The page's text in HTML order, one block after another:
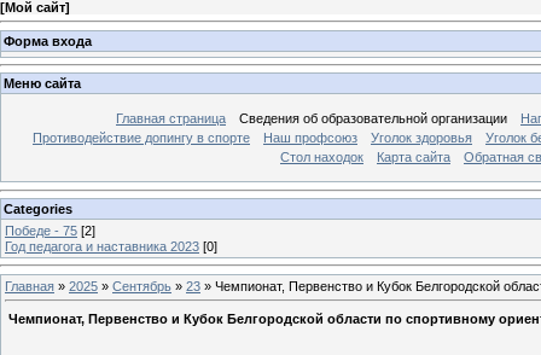
[Мой сайт]
Форма входа
Меню сайта
Главная страница Сведения об образовательной организации
Противодействие допингу в спорте
Наш профсоюз Уголок здоровья
Уголок
Стол находок
Карта сайта Обратная
Categories
Победе - 75 [2]
Год педагога и наставника 2023 [0]
Главная » 2025 » Сентябрь » 23 » Чемпионат, Первенство и Кубок Белгородской
Чемпионат, Первенство и Кубок Белгородской области по спортивному